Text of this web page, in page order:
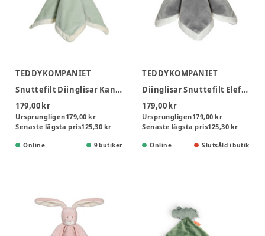
TEDDYKOMPANIET
Snuttefilt Diinglisar Kanin - Grön
179,00 kr
Ursprungligen179,00 kr
Senaste lägsta pris125,30 kr
Online 9 butiker
TEDDYKOMPANIET
Diinglisar Snuttefilt Elefant i Grå
179,00 kr
Ursprungligen179,00 kr
Senaste lägsta pris125,30 kr
Online Slutsåld i butik